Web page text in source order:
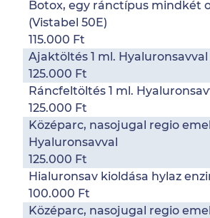
Botox, egy ránctípus mindkét
(Vistabel 50E)
115.000 Ft
Ajaktöltés 1 ml. Hyaluronsavval
125.000 Ft
Ráncfeltöltés 1 ml.
125.000 Ft
Középarc, nasojugal regio
Hyaluronsavval
125.000 Ft
Hialuronsav kioldása hylaz
100.000 Ft
Középarc, nasojugal regio